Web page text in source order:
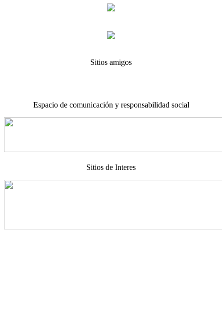
Sitios amigos
Espacio de comunicación y responsabilidad social
Sitios de Interes